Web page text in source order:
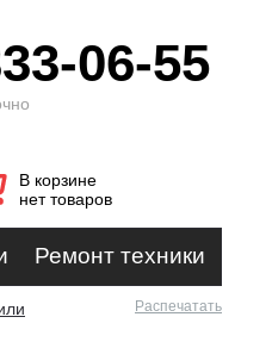
06-55
В корзине
нет товаров
Ремонт техники
Распечатать